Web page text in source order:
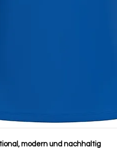
modern und nachhaltig